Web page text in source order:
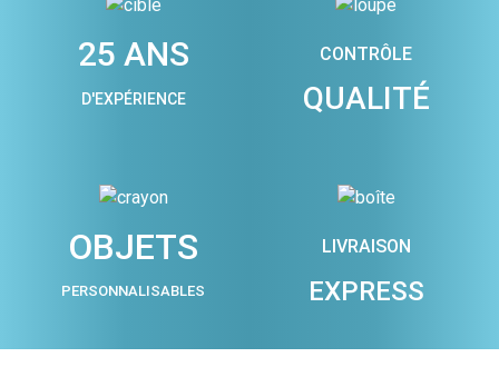
25 ANS
D'EXPÉRIENCE
CONTRÔLE
QUALITÉ
OBJETS
PERSONNALISABLES
LIVRAISON
EXPRESS